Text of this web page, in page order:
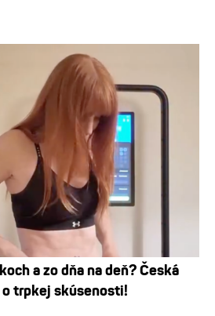
a zo dňa na deň? Česká
trpkej skúsenosti!